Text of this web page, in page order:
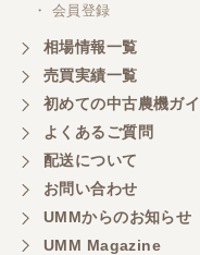
嫌な顔をせずに
感謝しています
もよろしくお願
三重県／
初めてコンバイ
明るい方に担当
てとても嬉しか
・ 会員登録
相場情報一覧
売買実績一覧
初めての中古農機ガ
よくあるご質問
配送について
お問い合わせ
UMMからのお知らせ
UMM Magazine